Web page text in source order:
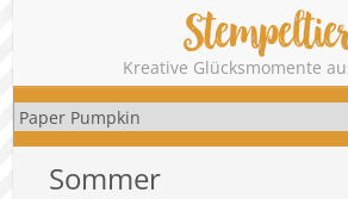
Kreative Glücksmomente
Sommer